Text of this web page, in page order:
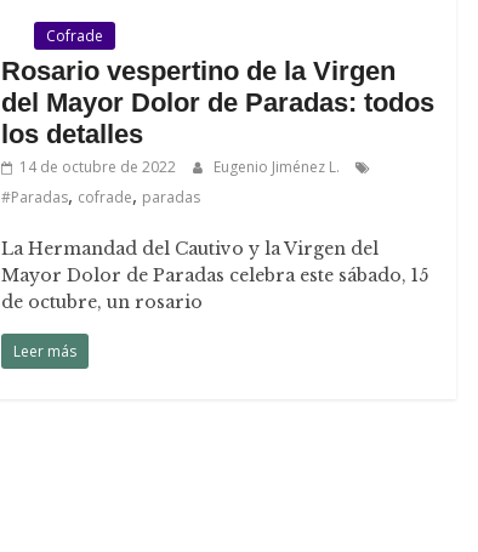
Cofrade
Rosario vespertino de la Virgen
del Mayor Dolor de Paradas: todos
los detalles
14 de octubre de 2022
Eugenio Jiménez L.
#Paradas, cofrade, paradas
La Hermandad del Cautivo y la Virgen del
Mayor Dolor de Paradas celebra este sábado, 15
de octubre, un rosario
Leer más